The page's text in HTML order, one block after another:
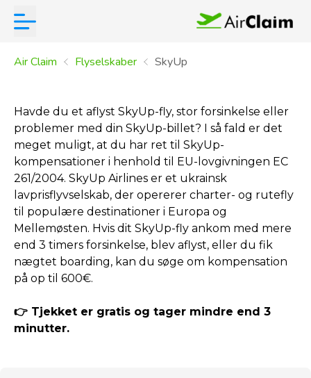
Air Claim Flyselskaber SkyUp
Havde du et aflyst SkyUp-fly, stor forsinkelse eller
problemer med din SkyUp-billet? I så fald er det
meget muligt, at du har ret til SkyUp-
kompensationer i henhold til EU-lovgivningen EC
261/2004. SkyUp Airlines er et ukrainsk
lavprisflyvselskab, der opererer charter- og rutefly
til populære destinationer i Europa og
Mellemøsten. Hvis dit SkyUp-fly ankom med mere
end 3 timers forsinkelse, blev aflyst, eller du fik
nægtet boarding, kan du søge om kompensation
på op til 600€.
👉 Tjekket er gratis og tager mindre end 3
minutter.